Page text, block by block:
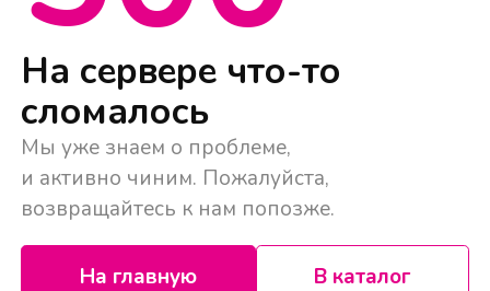
На сервере что-то
сломалось
Мы уже знаем о проблеме,
и активно чиним. Пожалуйста,
возвращайтесь к нам попозже.
На главную В каталог